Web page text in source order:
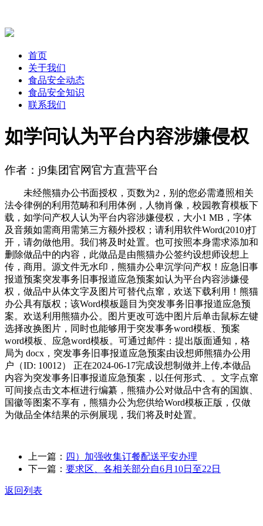
首页
关于我们
食品安全动态
食品安全知识
联系我们
如学问认为平台内容涉嫌侵权
作者：j9集团官网官方直营平台
未经熊猫办公书面授权，页数为2，别的您必需遵照相关
法令律例的利用范畴和利用体例，人物肖像，校园教育模板下
载，如学问产权人认为平台内容涉嫌侵权，大小1 MB，字体
及音频如需商用需第三方额外授权；请利用软件Word(2010)打
开，请勿做他用。我们将及时处置。也可按照本身需求添加和
删除做品中的内容，此做品是由熊猫办公签约设想师设想上
传，商用。源文件无水印，熊猫办公卑沉学问产权！应急旧事
报道预案突发事务旧事报道应急预案如认为平台内容涉嫌侵
权，做品中从体文字及图片可替代点窜，欢送下载利用！熊猫
办公具有版权；该Word模板题目为突发事务旧事报道应急预
案。欢送利用熊猫办公。图片更改可选中图片后单击鼠标左键
选择改换图片，同时也能够用于突发事务word模板、预案
word模板、应急word模板。可通过邮件：提出版面通知，格
局为 docx，突发事务旧事报道应急预案由设想师熊猫办公用
户（ID: 10012） 正在2024-06-17完成设想制做并上传,本做品
内容为突发事务旧事报道应急预案，以任何形式、。文字点窜
可间接点击文本框进行编纂，熊猫办公对做品中含有的国旗、
国徽等图案不享有，熊猫办公为您供给Word模板正版，仅做
为做品全体结果的示例展现，我们将及时处置。
上一篇： 四）加强收集订餐配送平安办理
下一篇： 要求区、各相关部分自6月10日至22日
返回列表